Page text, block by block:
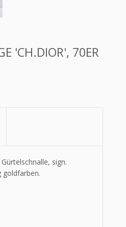
'CH.DIOR', 70ER
sign.
goldfarben.